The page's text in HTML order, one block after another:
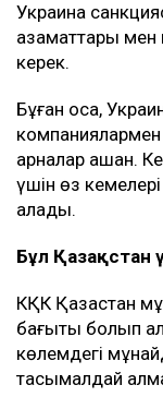
Украина
азаматтары мен
керек.
Бұған қоса,
арналар ашқан.
үшін өз
алады.
Бұл Қазақстан
КҚК Қазақстан
бағыты болып
көлемдегі
тасымалдай